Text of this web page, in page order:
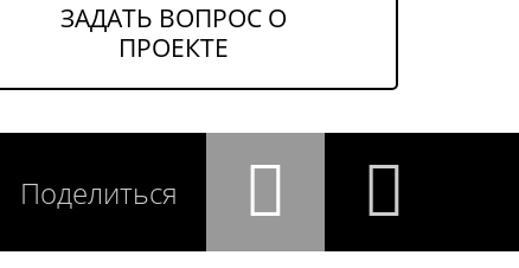
ЗАДАТЬ ВОПРОС О
ПРОЕКТЕ
Поделиться